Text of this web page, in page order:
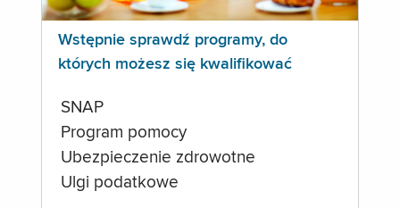
Wstępnie sprawdź programy, do
których możesz się kwalifikować
SNAP
Program pomocy
Ubezpieczenie zdrowotne
Ulgi podatkowe